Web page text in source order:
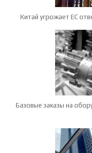
Китай угрожает ЕС
Базовые заказы на